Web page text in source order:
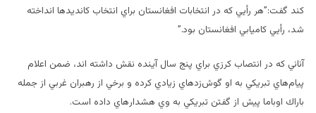
كند گفت:”هر رأيي كه در انتخابات افغانستان براي انتخاب كانديد‌ها انداخته
شد، رأيي كاميابي افغانستان بود.”
آناني كه در انتصاب كرزي براي پنج سال آينده نقش داشته اند، ضمن اعلام
پيام‌هاي تبريكي به او گوش‌زد‌هاي زيادي كرده و برخي از رهبران غربي از جمله
باراك اوباما پيش از گفتن تبريكي به وي هشدار‌هاي داده است.